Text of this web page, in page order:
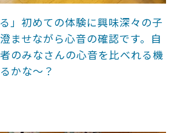
」初めての体験に興味深々の子
ませながら心音の確認です。自
のみなさんの心音を比べれる機
かな～？